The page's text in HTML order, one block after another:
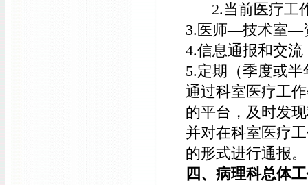
2.当前医疗工
3.医师—技术室—
4.信息通报和交流
5.定期（季度或
通过科室医疗工
的平台，及时发
并对在科室医疗
的形式进行通报。
四、病理科总体